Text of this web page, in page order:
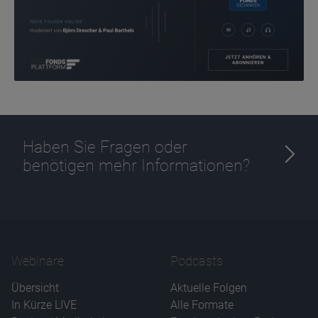
Haben Sie Fragen oder
benötigen mehr Informationen?
Webinare
Übersicht
In Kürze LIVE
Podcasts
Aktuelle Folgen
Alle Formate